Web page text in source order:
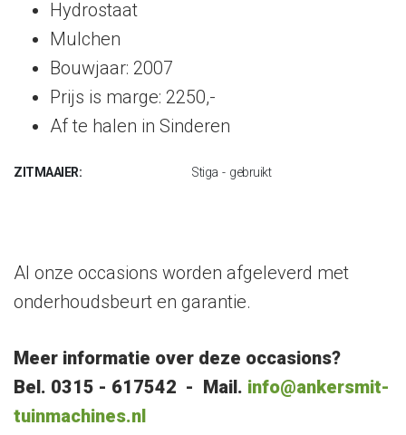
Hydrostaat
Mulchen
Bouwjaar: 2007
Prijs is marge: 2250,-
Af te halen in Sinderen
ZITMAAIER: Stiga - gebruikt
Al onze occasions worden afgeleverd met
onderhoudsbeurt en garantie.
Meer informatie over deze occasions?
Bel. 0315 - 617542 - Mail. info@ankersmit-
tuinmachines.nl